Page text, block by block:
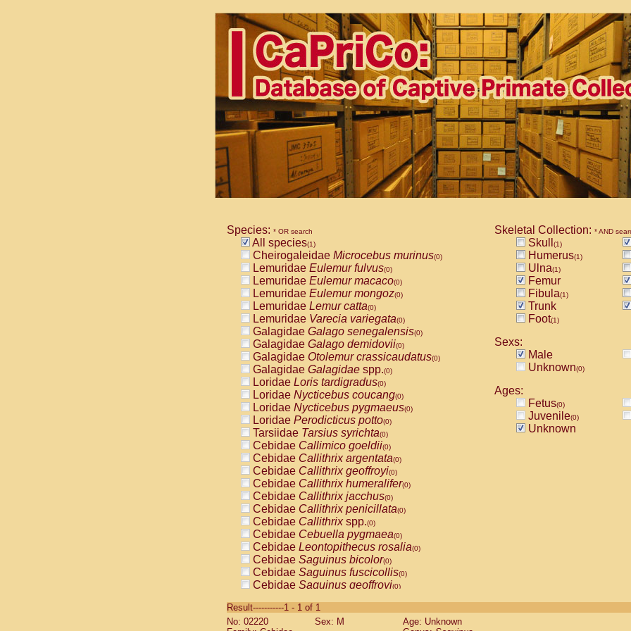
Species: * OR search
All species(1)
Cheirogaleidae Microcebus murinus(0)
Lemuridae Eulemur fulvus(0)
Lemuridae Eulemur macaco(0)
Lemuridae Eulemur mongoz(0)
Lemuridae Lemur catta(0)
Lemuridae Varecia variegata(0)
Galagidae Galago senegalensis(0)
Galagidae Galago demidovii(0)
Galagidae Otolemur crassicaudatus(0)
Galagidae Galagidae spp.(0)
Loridae Loris tardigradus(0)
Loridae Nycticebus coucang(0)
Loridae Nycticebus pygmaeus(0)
Loridae Perodicticus potto(0)
Tarsiidae Tarsius syrichta(0)
Cebidae Callimico goeldii(0)
Cebidae Callithrix argentata(0)
Cebidae Callithrix geoffroyi(0)
Cebidae Callithrix humeralifer(0)
Cebidae Callithrix jacchus(0)
Cebidae Callithrix penicillata(0)
Cebidae Callithrixspp.(0)
Cebidae Cebuella pygmaea(0)
Cebidae Leontopithecus rosalia(0)
Cebidae Saguinus bicolor(0)
Cebidae Saguinus fuscicollis(0)
Cebidae Saguinus geoffroyi(0)
CebidaeSaguinus labiatus(0)
Cebidae Saguinus leucopus (0)
Skeletal Collection: * AND
Skull (1)
Humerus(1)
Ulna(1)
Femur
Fibula(1)
Trunk
Foot(1)
Sexs:
Male
Unknown(0)
Ages:
Fetus(0)
Juvenile(0)
Unknown
Result-----------1 - 1 of 1
No: 02220
Sex: M
Age: Unknown